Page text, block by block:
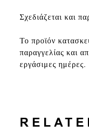
Σχεδιάζεται και
Το προϊόν
παραγγελίας και
εργάσιμες ημέρες.